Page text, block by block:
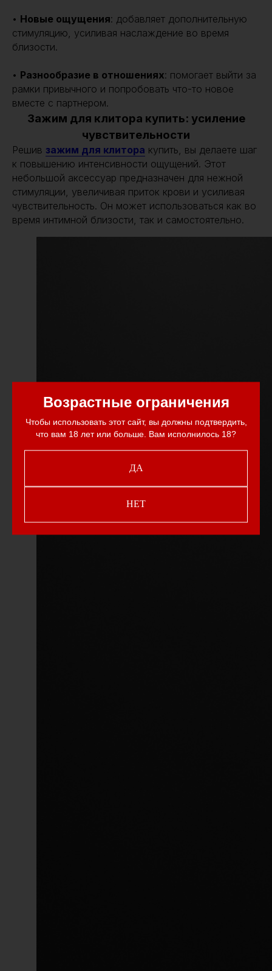
Возрастные ограничения
Чтобы использовать этот сайт, вы должны подтвердить,
что вам 18 лет или больше. Вам исполнилось 18?
ДА
НЕТ
• Новые ощущения: добавляет дополнительную
стимуляцию, усиливая наслаждение во время
близости.
• Разнообразие в отношениях: помогает выйти за
рамки привычного и попробовать что-то новое
вместе с партнером.
Зажим для клитора купить: усиление
чувствительности
Решив зажим для клитора купить, вы делаете шаг
к повышению интенсивности ощущений. Этот
небольшой аксессуар предназначен для нежной
стимуляции, увеличивая приток крови и усиливая
чувствительность. Он может использоваться как во
время интимной близости, так и самостоятельно.